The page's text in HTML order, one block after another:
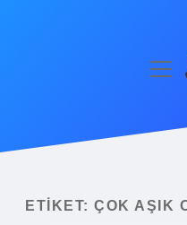
Yasal Uyarı
ETIKET: ÇOK AŞIK